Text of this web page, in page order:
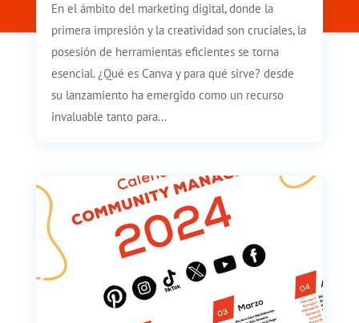
En el ámbito del marketing digital, donde la
primera impresión y la creatividad son cruciales, la
posesión de herramientas eficientes se torna
esencial. ¿Qué es Canva y para qué sirve? desde
su lanzamiento ha emergido como un recurso
invaluable tanto para...